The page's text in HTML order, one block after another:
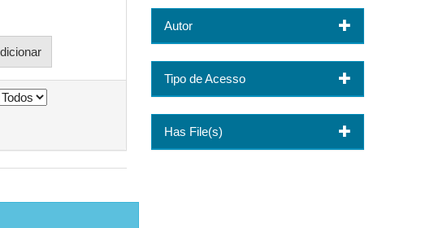
Autor
Tipo de Acesso
Has File(s)